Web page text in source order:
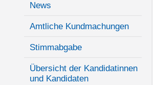
News
Amtliche Kundmachungen
Stimmabgabe
Übersicht der Kandidatinnen
und Kandidaten